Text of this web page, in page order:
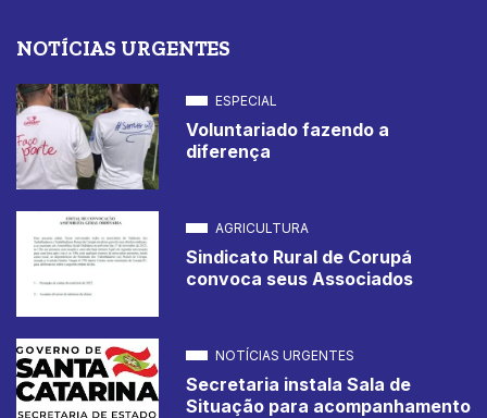
NOTÍCIAS URGENTES
ESPECIAL
Voluntariado fazendo a
diferença
AGRICULTURA
Sindicato Rural de Corupá
convoca seus Associados
NOTÍCIAS URGENTES
Secretaria instala Sala de
Situação para acompanhamento